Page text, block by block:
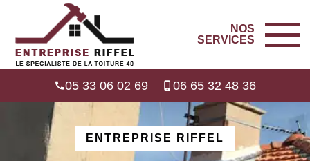
NOS
SERVICES
05 33 06 02 69 06 65 32 48 36
ENTREPRISE RIFFEL